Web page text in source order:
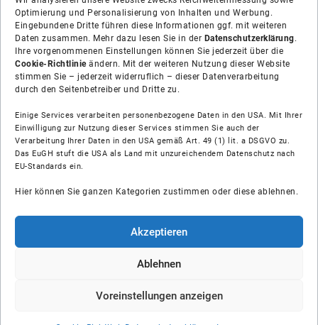
Optimierung und Personalisierung von Inhalten und Werbung.
Eingebundene Dritte führen diese Informationen ggf. mit weiteren
Daten zusammen. Mehr dazu lesen Sie in der Datenschutzerklärung.
Ihre vorgenommenen Einstellungen können Sie jederzeit über die
Cookie-Richtlinieändern. Mit der weiteren Nutzung dieser Website
stimmen Sie – jederzeit widerruflich – dieser Datenverarbeitung
durch den Seitenbetreiber und Dritte zu.
Einige Services verarbeiten personenbezogene Daten in den USA. Mit Ihrer
Einwilligung zur Nutzung dieser Services stimmen Sie auch der
Verarbeitung Ihrer Daten in den USA gemäß Art. 49 (1) lit. a DSGVO zu.
Das EuGH stuft die USA als Land mit unzureichendem Datenschutz nach
EU-Standards ein.
Hier können Sie ganzen Kategorien zustimmen oder diese ablehnen.
Akzeptieren
Ablehnen
Voreinstellungen anzeigen
Über uns
Soziale Medien